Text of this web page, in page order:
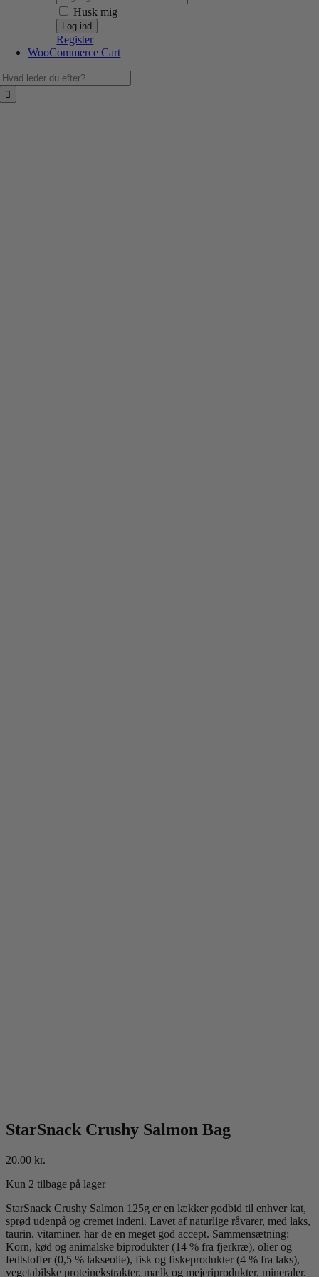
Husk mig
Register
WooCommerce Cart
StarSnack Crushy Salmon Bag
20.00 kr.
Kun 2 tilbage på lager
StarSnack Crushy Salmon 125g er en lækker godbid til enhver kat,
sprød udenpå og cremet indeni. Lavet af naturlige råvarer, med laks,
taurin, vitaminer, har de en meget god accept. Sammensætning:
Korn, kød og animalske biprodukter (14 % fra fjerkræ), olier og
fedtstoffer (0,5 % lakseolie), fisk og fiskeprodukter (4 % fra laks),
vegetabilske proteinekstrakter, mælk og mejeriprodukter, mineraler.